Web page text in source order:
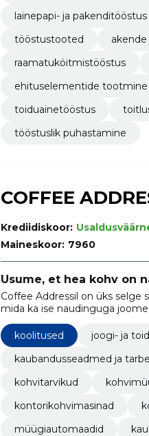
lainepapi- ja pakenditööstus
tööstustooted
raamatuköitmistööstus
ehituselementide tootmine
toiduainetööstus
tööstuslik puhastamine
COFFEE
Krediidiskoor:
Maineskoor: 7960
Usume, et hea kohv on
Coffee Addressil on üks selge
mida ka ise naudinguga joome.
koolitused
joogi- ja
kaubandusseadmed ja
kohvitarvikud
kontorikohvimasinad
müügiautomaadid